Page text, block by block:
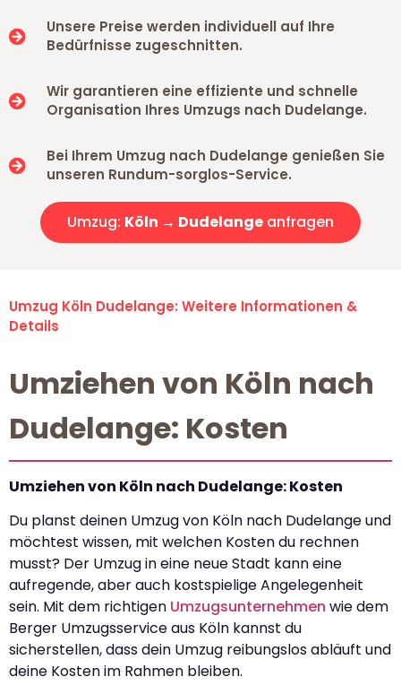
Unsere Preise werden individuell auf Ihre
Bedürfnisse zugeschnitten.
Wir garantieren eine effiziente und schnelle
Organisation Ihres Umzugs nach Dudelange.
Bei Ihrem Umzug nach Dudelange genießen Sie
unseren Rundum-sorglos-Service.
Umzug: Köln → Dudelange anfragen
Umzug Köln Dudelange: Weitere Informationen &
Details
Umziehen von Köln nach
Dudelange: Kosten
Umziehen von Köln nach Dudelange: Kosten
Du planst deinen Umzug von Köln nach Dudelange und
möchtest wissen, mit welchen Kosten du rechnen
musst? Der Umzug in eine neue Stadt kann eine
aufregende, aber auch kostspielige Angelegenheit
sein. Mit dem richtigen Umzugsunternehmen wie dem
Berger Umzugsservice aus Köln kannst du
sicherstellen, dass dein Umzug reibungslos abläuft und
deine Kosten im Rahmen bleiben.